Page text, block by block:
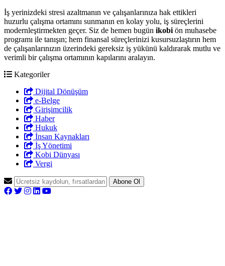
İş yerinizdeki stresi azaltmanın ve çalışanlarınıza hak ettikleri
huzurlu çalışma ortamını sunmanın en kolay yolu, iş süreçlerini
modernleştirmekten geçer. Siz de hemen bugün ikobi ön muhasebe
programı ile tanışın; hem finansal süreçlerinizi kusursuzlaştırın hem
de çalışanlarınızın üzerindeki gereksiz iş yükünü kaldırarak mutlu ve
verimli bir çalışma ortamının kapılarını aralayın.
Kategoriler
Dijital Dönüşüm
e-Belge
Girişimcilik
Haber
Hukuk
İnsan Kaynakları
İş Yönetimi
Kobi Dünyası
Vergi
Abone Ol